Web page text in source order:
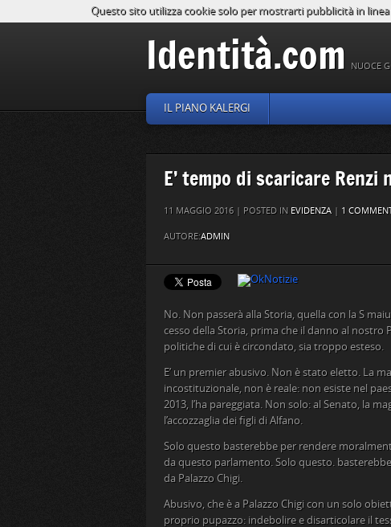
Identità.com NUOCE
IL PIANO KALERGI
E’ tempo di scaricare
11 MAGGIO 2016 | POSTED IN EVIDENZA | 1
AUTORE:ADMIN
No. Non passerà alla Storia, quella con la S
cesso della Storia, prima che il danno al nostro
politiche di cui è circondato, sia troppo esteso.
E’ un premier abusivo. Non è stato eletto. La
incostituzionale, non è reale: non esiste nel
2013, l’ha pareggiata. Non solo: al Senato, la
l’accozzaglia dei figli di Alfano.
Solo questo basterebbe per rendere
da questo parlamento. Solo questo.
da Palazzo Chigi.
Abusivo, che è a Palazzo Chigi con un solo
proprio pupazzo: indebolire e disarticolare il
Questo sito utilizza cookie solo per mostrarti pubblicità in